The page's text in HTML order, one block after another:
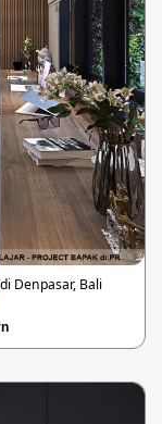
Denpasar, Bali